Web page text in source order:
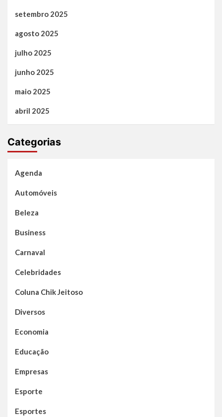
setembro 2025
agosto 2025
julho 2025
junho 2025
maio 2025
abril 2025
Categorias
Agenda
Automóveis
Beleza
Business
Carnaval
Celebridades
Coluna Chik Jeitoso
Diversos
Economia
Educação
Empresas
Esporte
Esportes